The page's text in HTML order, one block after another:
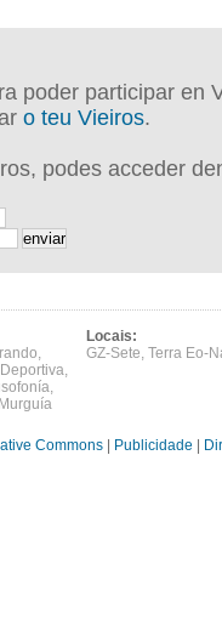
poder participar en
o teu Vieiros.
podes acceder
,
,
,
Murguía
Locais:
GZ-Sete, Terra Eo-
Commons Publicidade